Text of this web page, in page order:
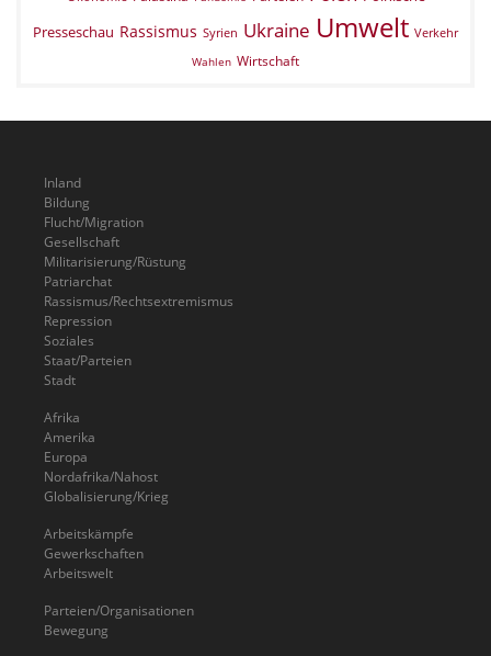
Presseschau Rassismus Syrien Ukraine Umwelt Verkehr
Wahlen Wirtschaft
Inland
Bildung
Flucht/Migration
Gesellschaft
Militarisierung/Rüstung
Patriarchat
Rassismus/Rechtsextremismus
Repression
Soziales
Staat/Parteien
Stadt
Afrika
Amerika
Europa
Nordafrika/Nahost
Globalisierung/Krieg
Arbeitskämpfe
Gewerkschaften
Arbeitswelt
Parteien/Organisationen
Bewegung